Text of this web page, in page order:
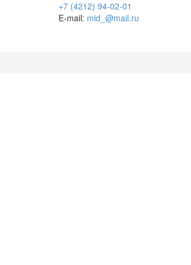
+7 (4212) 94-02-01
E-mail: mid_@mail.ru